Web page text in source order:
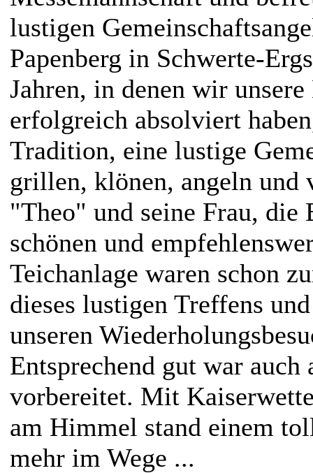
lustigen
Papenberg in Schwerte-
Jahren, in denen wir unsere
erfolgreich absolviert
Tradition, eine lustige
grillen, klönen, angeln und
"Theo" und seine Frau, die
schönen und
Teichanlage waren schon
dieses lustigen Treffens
unseren
Entsprechend gut war auch
vorbereitet. Mit
am Himmel stand einem
mehr im Wege ...